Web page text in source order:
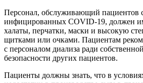
Персонал, обслуживающий пациентов
инфицированных COVID-19, должен
халаты, перчатки, маски и высокую
щитками или очками. Пациентам
с персоналом диализа ради
безопасности других пациентов.
Пациенты должны знать, что в